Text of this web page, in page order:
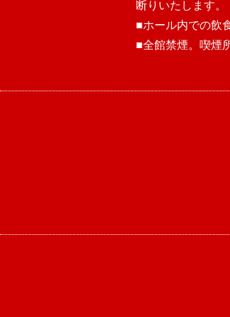
断りいたします。
■ホール内での飲
■全館禁煙。喫煙